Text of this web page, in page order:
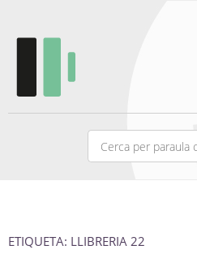
ETIQUETA: LLIBRERIA 22